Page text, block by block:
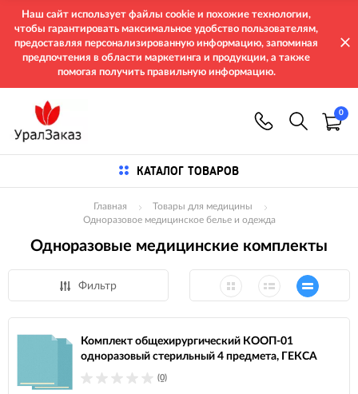
Наш сайт использует файлы cookie и похожие технологии,
чтобы гарантировать максимальное удобство пользователям,
предоставляя персонализированную информацию, запоминая
предпочтения в области маркетинга и продукции, а также
помогая получить правильную информацию.
0
КАТАЛОГ ТОВАРОВ
Главная
Товары для медицины
Одноразовое медицинское белье и одежда
Одноразовые медицинские комплекты
Фильтр
Комплект общехирургический КООП-01
одноразовый стерильный 4 предмета, ГЕКСА
(0)